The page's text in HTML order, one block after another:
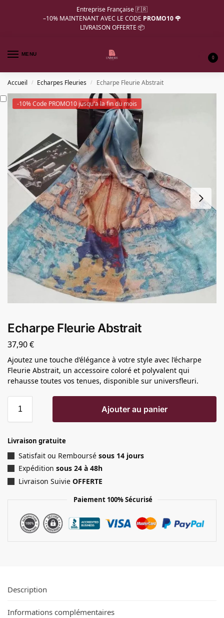
Entreprise Française 🇫🇷
–10% MAINTENANT AVEC LE CODE PROMO10 🌹
LIVRAISON OFFERTE 📦
MENU
0
Accueil / Echarpes Fleuries / Echarpe Fleurie Abstrait
-10% Code PROMO10 jusqu'a la fin du mois
Echarpe Fleurie Abstrait
37,90€
Ajoutez une touche d’élégance à votre style avec l’écharpe
Fleurie Abstrait, un accessoire coloré et polyvalent qui
rehausse toutes vos tenues, disponible sur universfleuri.
Ajouter au panier
Livraison gratuite
Satisfait ou Remboursé sous 14 jours
Expédition sous 24 à 48h
Livraison Suivie OFFERTE
Paiement 100% Sécurisé
Description
Informations complémentaires